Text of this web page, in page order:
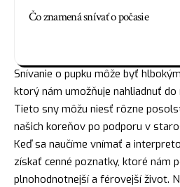
Čo znamená snívať o počasie
Snívanie o pupku môže byť
ktorý nám umožňuje nahliadnuť do
Tieto sny môžu niesť rôzne
našich koreňov po podporu v
Keď sa naučíme vnímať a
získať cenné poznatky, ktoré nám
plnohodnotnejší a férovejší život.